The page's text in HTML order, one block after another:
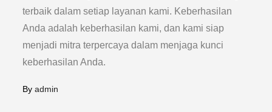
terbaik dalam setiap layanan kami. Keberhasilan
Anda adalah keberhasilan kami, dan kami siap
menjadi mitra terpercaya dalam menjaga kunci
keberhasilan Anda.
Byadmin